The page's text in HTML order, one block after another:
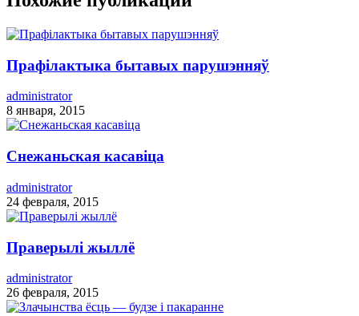
Прафілактыка бытавых парушэнняў
administrator
8 января, 2015
Снежаньская касавіца
administrator
24 февраля, 2015
Праверылі жыллё
administrator
26 февраля, 2015